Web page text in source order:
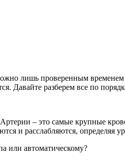
лишь проверенным временем
Давайте разберем все по
Артерии – это самые крупные
и расслабляются, определяя
или автоматическому?